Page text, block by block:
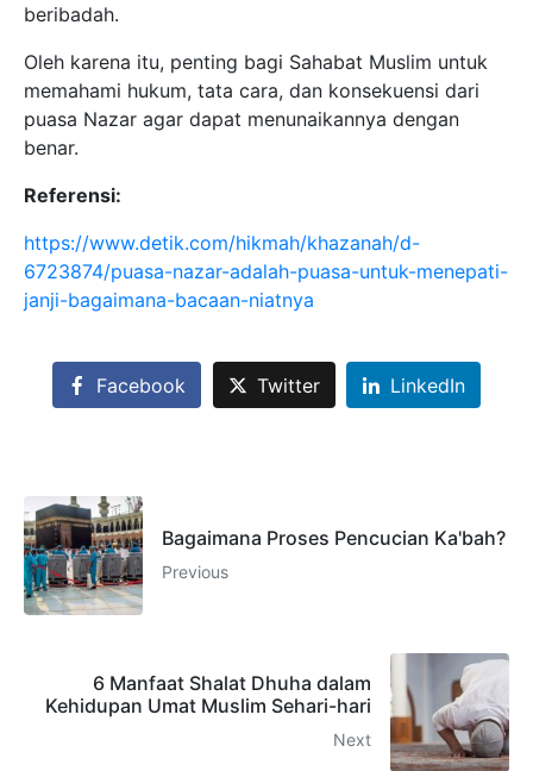
beribadah.
Oleh karena itu, penting bagi Sahabat Muslim untuk
memahami hukum, tata cara, dan konsekuensi dari
puasa Nazar agar dapat menunaikannya dengan
benar.
Referensi:
https://www.detik.com/hikmah/khazanah/d-
6723874/puasa-nazar-adalah-puasa-untuk-menepati-
janji-bagaimana-bacaan-niatnya
Facebook Twitter LinkedIn
Bagaimana Proses Pencucian Ka'bah?
Previous
6 Manfaat Shalat Dhuha dalam
Kehidupan Umat Muslim Sehari-hari
Next